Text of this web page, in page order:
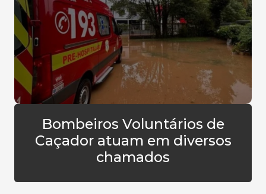
Bombeiros Voluntários de
Caçador atuam em diversos
chamados